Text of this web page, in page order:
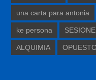
una carta para antonia
ke persona
ALQUIMIA